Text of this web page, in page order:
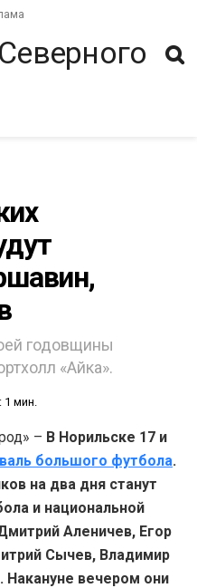
годовщины
«Айка».
мин.
– В Норильске 17 и
большого футбола.
на два дня станут
и национальной
Аленичев, Егор
Сычев, Владимир
Накануне вечером они